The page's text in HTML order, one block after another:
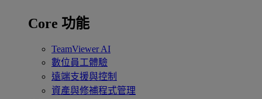
Core 功能
TeamViewer AI
數位員工體驗
遠端支援與控制
資產與修補程式管理